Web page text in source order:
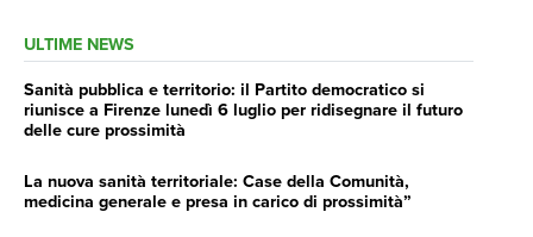
ULTIME NEWS
Sanità pubblica e territorio: il Partito democratico si
riunisce a Firenze lunedì 6 luglio per ridisegnare il futuro
delle cure prossimità
La nuova sanità territoriale: Case della Comunità,
medicina generale e presa in carico di prossimità”